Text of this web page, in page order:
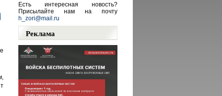
Есть интересная новость?
Присылайте нам на почту
h_zori@mail.ru
Реклама